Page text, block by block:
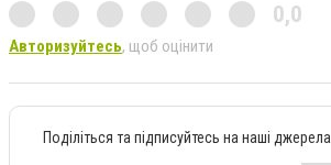
0,0
Авторизуйтесь, щоб оцінити
Поділіться та підписуйтесь на наші джерела